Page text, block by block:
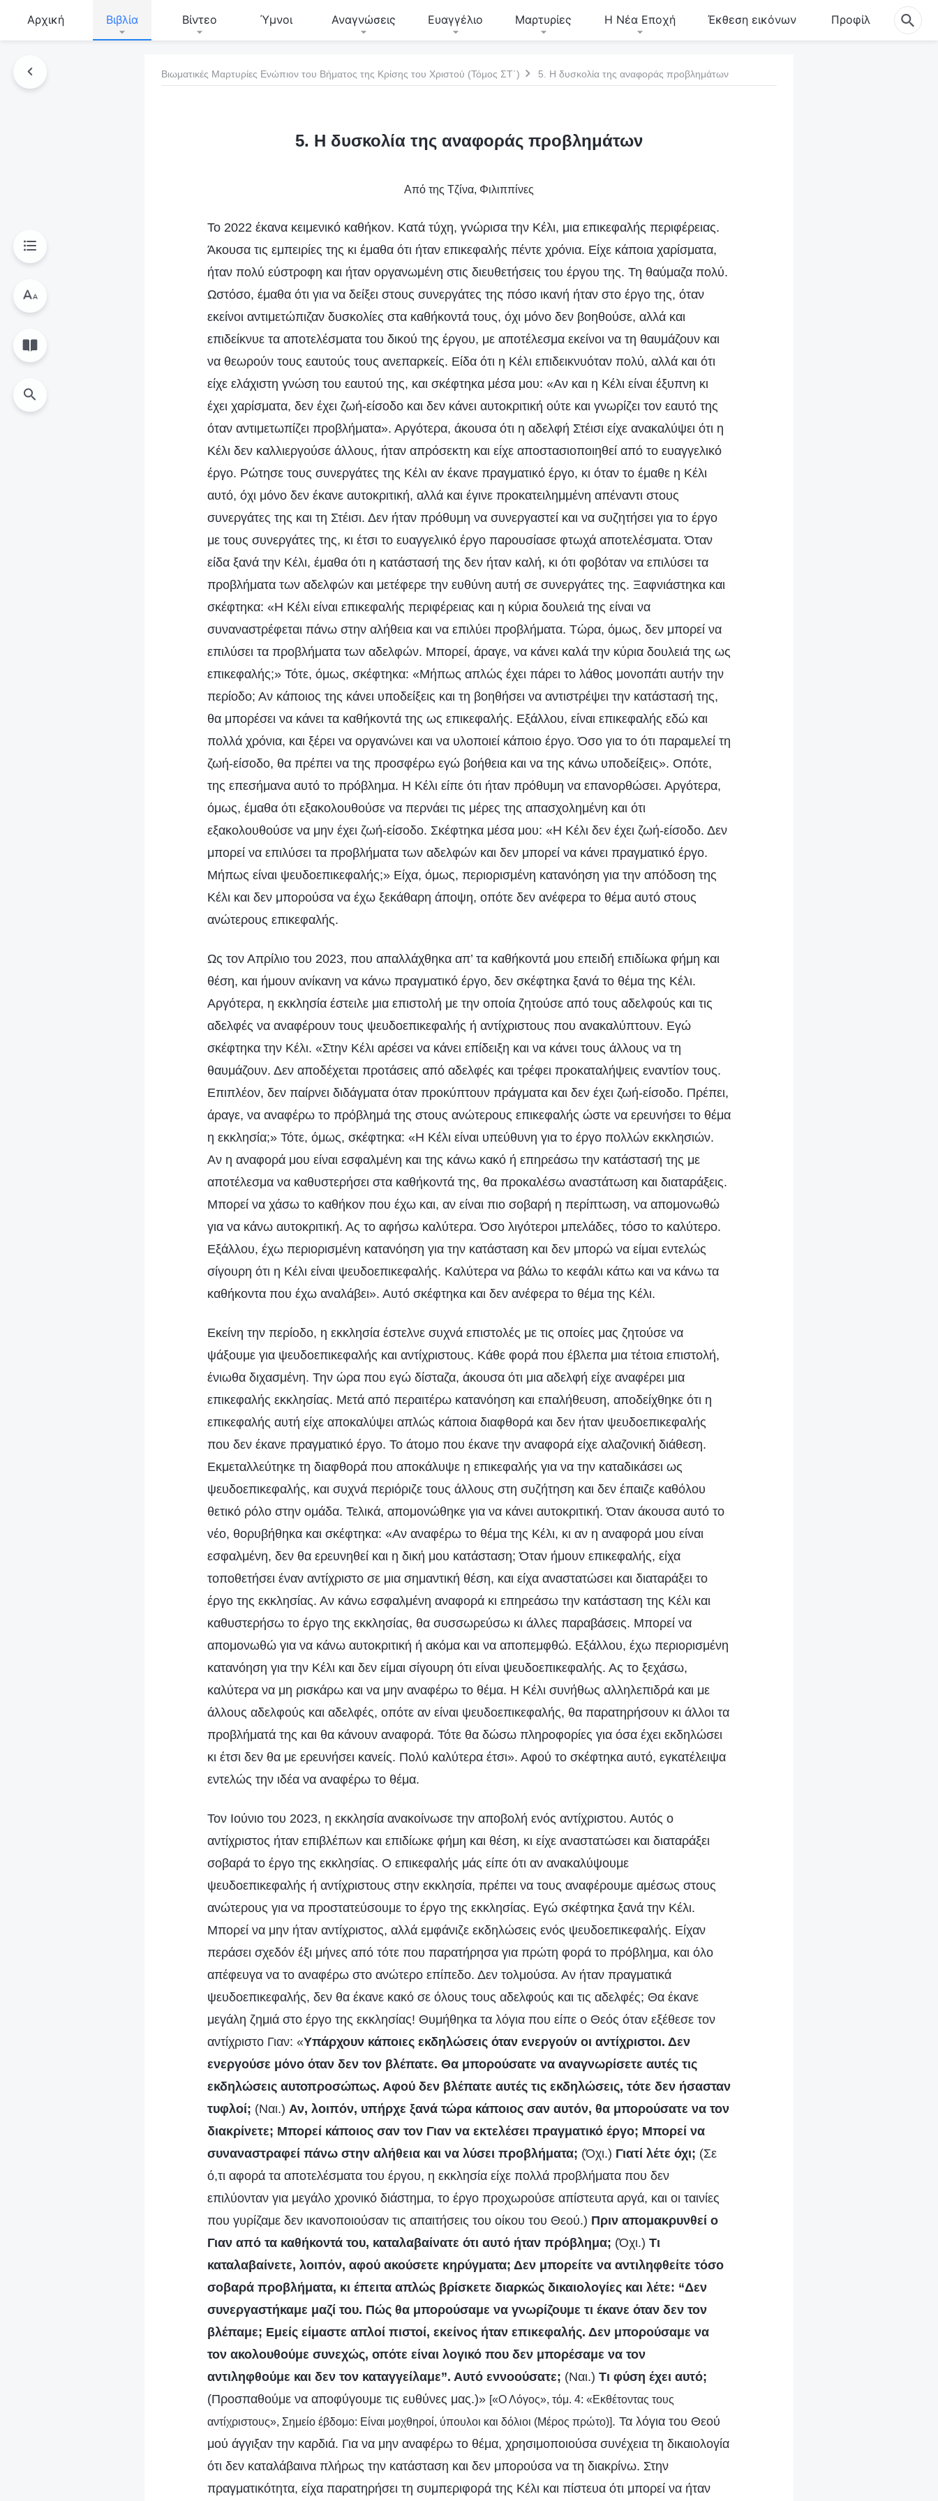
Αρχική Βιβλία Βίντεο Ύμνοι Αναγνώσεις Ευαγγέλιο Μαρτυρίες Η Νέα Εποχή Έκθεση εικόνων Προφίλ
Βιωματικές Μαρτυρίες Ενώπιον του Βήματος της Κρίσης του Χριστού (Τόμος ΣΤ΄) 5. Η δυσκολία της αναφοράς προβλημάτων
5. Η δυσκολία της αναφοράς προβλημάτων
Από της Τζίνα, Φιλιππίνες
Το 2022 έκανα κειμενικό καθήκον. Κατά τύχη, γνώρισα την Κέλι, μια επικεφαλής περιφέρειας.
Άκουσα τις εμπειρίες της κι έμαθα ότι ήταν επικεφαλής πέντε χρόνια. Είχε κάποια χαρίσματα,
ήταν πολύ εύστροφη και ήταν οργανωμένη στις διευθετήσεις του έργου της. Τη θαύμαζα πολύ.
Ωστόσο, έμαθα ότι για να δείξει στους συνεργάτες της πόσο ικανή ήταν στο έργο της, όταν
εκείνοι αντιμετώπιζαν δυσκολίες στα καθήκοντά τους, όχι μόνο δεν βοηθούσε, αλλά και
επιδείκνυε τα αποτελέσματα του δικού της έργου, με αποτέλεσμα εκείνοι να τη θαυμάζουν και
να θεωρούν τους εαυτούς τους ανεπαρκείς. Είδα ότι η Κέλι επιδεικνυόταν πολύ, αλλά και ότι
είχε ελάχιστη γνώση του εαυτού της, και σκέφτηκα μέσα μου: «Αν και η Κέλι είναι έξυπνη κι
έχει χαρίσματα, δεν έχει ζωή-είσοδο και δεν κάνει αυτοκριτική ούτε και γνωρίζει τον εαυτό της
όταν αντιμετωπίζει προβλήματα». Αργότερα, άκουσα ότι η αδελφή Στέισι είχε ανακαλύψει ότι η
Κέλι δεν καλλιεργούσε άλλους, ήταν απρόσεκτη και είχε αποστασιοποιηθεί από το ευαγγελικό
έργο. Ρώτησε τους συνεργάτες της Κέλι αν έκανε πραγματικό έργο, κι όταν το έμαθε η Κέλι
αυτό, όχι μόνο δεν έκανε αυτοκριτική, αλλά και έγινε προκατειλημμένη απέναντι στους
συνεργάτες της και τη Στέισι. Δεν ήταν πρόθυμη να συνεργαστεί και να συζητήσει για το έργο
με τους συνεργάτες της, κι έτσι το ευαγγελικό έργο παρουσίασε φτωχά αποτελέσματα. Όταν
είδα ξανά την Κέλι, έμαθα ότι η κατάστασή της δεν ήταν καλή, κι ότι φοβόταν να επιλύσει τα
προβλήματα των αδελφών και μετέφερε την ευθύνη αυτή σε συνεργάτες της. Ξαφνιάστηκα και
σκέφτηκα: «Η Κέλι είναι επικεφαλής περιφέρειας και η κύρια δουλειά της είναι να
συναναστρέφεται πάνω στην αλήθεια και να επιλύει προβλήματα. Τώρα, όμως, δεν μπορεί να
επιλύσει τα προβλήματα των αδελφών. Μπορεί, άραγε, να κάνει καλά την κύρια δουλειά της ως
επικεφαλής;» Τότε, όμως, σκέφτηκα: «Μήπως απλώς έχει πάρει το λάθος μονοπάτι αυτήν την
περίοδο; Αν κάποιος της κάνει υποδείξεις και τη βοηθήσει να αντιστρέψει την κατάστασή της,
θα μπορέσει να κάνει τα καθήκοντά της ως επικεφαλής. Εξάλλου, είναι επικεφαλής εδώ και
πολλά χρόνια, και ξέρει να οργανώνει και να υλοποιεί κάποιο έργο. Όσο για το ότι παραμελεί τη
ζωή-είσοδο, θα πρέπει να της προσφέρω εγώ βοήθεια και να της κάνω υποδείξεις». Οπότε,
της επεσήμανα αυτό το πρόβλημα. Η Κέλι είπε ότι ήταν πρόθυμη να επανορθώσει. Αργότερα,
όμως, έμαθα ότι εξακολουθούσε να περνάει τις μέρες της απασχολημένη και ότι
εξακολουθούσε να μην έχει ζωή-είσοδο. Σκέφτηκα μέσα μου: «Η Κέλι δεν έχει ζωή-είσοδο. Δεν
μπορεί να επιλύσει τα προβλήματα των αδελφών και δεν μπορεί να κάνει πραγματικό έργο.
Μήπως είναι ψευδοεπικεφαλής;» Είχα, όμως, περιορισμένη κατανόηση για την απόδοση της
Κέλι και δεν μπορούσα να έχω ξεκάθαρη άποψη, οπότε δεν ανέφερα το θέμα αυτό στους
ανώτερους επικεφαλής.
Ως τον Απρίλιο του 2023, που απαλλάχθηκα απ’ τα καθήκοντά μου επειδή επιδίωκα φήμη και
θέση, και ήμουν ανίκανη να κάνω πραγματικό έργο, δεν σκέφτηκα ξανά το θέμα της Κέλι.
Αργότερα, η εκκλησία έστειλε μια επιστολή με την οποία ζητούσε από τους αδελφούς και τις
αδελφές να αναφέρουν τους ψευδοεπικεφαλής ή αντίχριστους που ανακαλύπτουν. Εγώ
σκέφτηκα την Κέλι. «Στην Κέλι αρέσει να κάνει επίδειξη και να κάνει τους άλλους να τη
θαυμάζουν. Δεν αποδέχεται προτάσεις από αδελφές και τρέφει προκαταλήψεις εναντίον τους.
Επιπλέον, δεν παίρνει διδάγματα όταν προκύπτουν πράγματα και δεν έχει ζωή-είσοδο. Πρέπει,
άραγε, να αναφέρω το πρόβλημά της στους ανώτερους επικεφαλής ώστε να ερευνήσει το θέμα
η εκκλησία;» Τότε, όμως, σκέφτηκα: «Η Κέλι είναι υπεύθυνη για το έργο πολλών εκκλησιών.
Αν η αναφορά μου είναι εσφαλμένη και της κάνω κακό ή επηρεάσω την κατάστασή της με
αποτέλεσμα να καθυστερήσει στα καθήκοντά της, θα προκαλέσω αναστάτωση και διαταράξεις.
Μπορεί να χάσω το καθήκον που έχω και, αν είναι πιο σοβαρή η περίπτωση, να απομονωθώ
για να κάνω αυτοκριτική. Ας το αφήσω καλύτερα. Όσο λιγότεροι μπελάδες, τόσο το καλύτερο.
Εξάλλου, έχω περιορισμένη κατανόηση για την κατάσταση και δεν μπορώ να είμαι εντελώς
σίγουρη ότι η Κέλι είναι ψευδοεπικεφαλής. Καλύτερα να βάλω το κεφάλι κάτω και να κάνω τα
καθήκοντα που έχω αναλάβει». Αυτό σκέφτηκα και δεν ανέφερα το θέμα της Κέλι.
Εκείνη την περίοδο, η εκκλησία έστελνε συχνά επιστολές με τις οποίες μας ζητούσε να
ψάξουμε για ψευδοεπικεφαλής και αντίχριστους. Κάθε φορά που έβλεπα μια τέτοια επιστολή,
ένιωθα διχασμένη. Την ώρα που εγώ δίσταζα, άκουσα ότι μια αδελφή είχε αναφέρει μια
επικεφαλής εκκλησίας. Μετά από περαιτέρω κατανόηση και επαλήθευση, αποδείχθηκε ότι η
επικεφαλής αυτή είχε αποκαλύψει απλώς κάποια διαφθορά και δεν ήταν ψευδοεπικεφαλής
που δεν έκανε πραγματικό έργο. Το άτομο που έκανε την αναφορά είχε αλαζονική διάθεση.
Εκμεταλλεύτηκε τη διαφθορά που αποκάλυψε η επικεφαλής για να την καταδικάσει ως
ψευδοεπικεφαλής, και συχνά περιόριζε τους άλλους στη συζήτηση και δεν έπαιζε καθόλου
θετικό ρόλο στην ομάδα. Τελικά, απομονώθηκε για να κάνει αυτοκριτική. Όταν άκουσα αυτό το
νέο, θορυβήθηκα και σκέφτηκα: «Αν αναφέρω το θέμα της Κέλι, κι αν η αναφορά μου είναι
εσφαλμένη, δεν θα ερευνηθεί και η δική μου κατάσταση; Όταν ήμουν επικεφαλής, είχα
τοποθετήσει έναν αντίχριστο σε μια σημαντική θέση, και είχα αναστατώσει και διαταράξει το
έργο της εκκλησίας. Αν κάνω εσφαλμένη αναφορά κι επηρεάσω την κατάσταση της Κέλι και
καθυστερήσω το έργο της εκκλησίας, θα συσσωρεύσω κι άλλες παραβάσεις. Μπορεί να
απομονωθώ για να κάνω αυτοκριτική ή ακόμα και να αποπεμφθώ. Εξάλλου, έχω περιορισμένη
κατανόηση για την Κέλι και δεν είμαι σίγουρη ότι είναι ψευδοεπικεφαλής. Ας το ξεχάσω,
καλύτερα να μη ρισκάρω και να μην αναφέρω το θέμα. Η Κέλι συνήθως αλληλεπιδρά και με
άλλους αδελφούς και αδελφές, οπότε αν είναι ψευδοεπικεφαλής, θα παρατηρήσουν κι άλλοι τα
προβλήματά της και θα κάνουν αναφορά. Τότε θα δώσω πληροφορίες για όσα έχει εκδηλώσει
κι έτσι δεν θα με ερευνήσει κανείς. Πολύ καλύτερα έτσι». Αφού το σκέφτηκα αυτό, εγκατέλειψα
εντελώς την ιδέα να αναφέρω το θέμα.
Τον Ιούνιο του 2023, η εκκλησία ανακοίνωσε την αποβολή ενός αντίχριστου. Αυτός ο
αντίχριστος ήταν επιβλέπων και επιδίωκε φήμη και θέση, κι είχε αναστατώσει και διαταράξει
σοβαρά το έργο της εκκλησίας. Ο επικεφαλής μάς είπε ότι αν ανακαλύψουμε
ψευδοεπικεφαλής ή αντίχριστους στην εκκλησία, πρέπει να τους αναφέρουμε αμέσως στους
ανώτερους για να προστατεύσουμε το έργο της εκκλησίας. Εγώ σκέφτηκα ξανά την Κέλι.
Μπορεί να μην ήταν αντίχριστος, αλλά εμφάνιζε εκδηλώσεις ενός ψευδοεπικεφαλής. Είχαν
περάσει σχεδόν έξι μήνες από τότε που παρατήρησα για πρώτη φορά το πρόβλημα, και όλο
απέφευγα να το αναφέρω στο ανώτερο επίπεδο. Δεν τολμούσα. Αν ήταν πραγματικά
ψευδοεπικεφαλής, δεν θα έκανε κακό σε όλους τους αδελφούς και τις αδελφές; Θα έκανε
μεγάλη ζημιά στο έργο της εκκλησίας! Θυμήθηκα τα λόγια που είπε ο Θεός όταν εξέθεσε τον
αντίχριστο Γιαν: «Υπάρχουν κάποιες εκδηλώσεις όταν ενεργούν οι αντίχριστοι. Δεν
ενεργούσε μόνο όταν δεν τον βλέπατε. Θα μπορούσατε να αναγνωρίσετε αυτές τις
εκδηλώσεις αυτοπροσώπως. Αφού δεν βλέπατε αυτές τις εκδηλώσεις, τότε δεν ήσασταν
τυφλοί; (Ναι.) Αν, λοιπόν, υπήρχε ξανά τώρα κάποιος σαν αυτόν, θα μπορούσατε να τον
διακρίνετε; Μπορεί κάποιος σαν τον Γιαν να εκτελέσει πραγματικό έργο; Μπορεί να
συναναστραφεί πάνω στην αλήθεια και να λύσει προβλήματα; (Όχι.) Γιατί λέτε όχι; (Σε
ό,τι αφορά τα αποτελέσματα του έργου, η εκκλησία είχε πολλά προβλήματα που δεν
επιλύονταν για μεγάλο χρονικό διάστημα, το έργο προχωρούσε απίστευτα αργά, και οι ταινίες
που γυρίζαμε δεν ικανοποιούσαν τις απαιτήσεις του οίκου του Θεού.) Πριν απομακρυνθεί ο
Γιαν από τα καθήκοντά του, καταλαβαίνατε ότι αυτό ήταν πρόβλημα; (Όχι.) Τι
καταλαβαίνετε, λοιπόν, αφού ακούσετε κηρύγματα; Δεν μπορείτε να αντιληφθείτε τόσο
σοβαρά προβλήματα, κι έπειτα απλώς βρίσκετε διαρκώς δικαιολογίες και λέτε: “Δεν
συνεργαστήκαμε μαζί του. Πώς θα μπορούσαμε να γνωρίζουμε τι έκανε όταν δεν τον
βλέπαμε; Εμείς είμαστε απλοί πιστοί, εκείνος ήταν επικεφαλής. Δεν μπορούσαμε να
τον ακολουθούμε συνεχώς, οπότε είναι λογικό που δεν μπορέσαμε να τον
αντιληφθούμε και δεν τον καταγγείλαμε”. Αυτό εννοούσατε; (Ναι.) Τι φύση έχει αυτό;
(Προσπαθούμε να αποφύγουμε τις ευθύνες μας.)» [«Ο Λόγος», τόμ. 4: «Εκθέτοντας τους
αντίχριστους», Σημείο έβδομο: Είναι μοχθηροί, ύπουλοι και δόλιοι (Μέρος πρώτο)]. Τα λόγια του Θεού
μού άγγιξαν την καρδιά. Για να μην αναφέρω το θέμα, χρησιμοποιούσα συνέχεια τη δικαιολογία
ότι δεν καταλάβαινα πλήρως την κατάσταση και δεν μπορούσα να τη διακρίνω. Στην
πραγματικότητα, είχα παρατηρήσει τη συμπεριφορά της Κέλι και πίστευα ότι μπορεί να ήταν